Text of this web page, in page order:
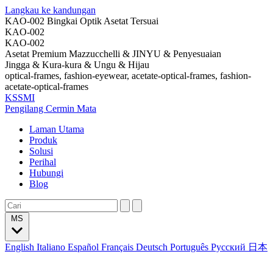
Langkau ke kandungan
KAO-002 Bingkai Optik Asetat Tersuai
KAO-002
KAO-002
Asetat Premium Mazzucchelli & JINYU & Penyesuaian
Jingga & Kura-kura & Ungu & Hijau
optical-frames, fashion-eyewear, acetate-optical-frames, fashion-
acetate-optical-frames
KSSMI
Pengilang Cermin Mata
Laman Utama
Produk
Solusi
Perihal
Hubungi
Blog
English Italiano Español Français Deutsch Português Русский 日本